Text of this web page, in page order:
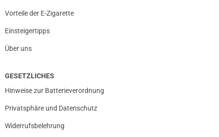
Vorteile der E-Zigarette
Einsteigertipps
Über uns
GESETZLICHES
Hinweise zur Batterieverordnung
Privatsphäre und Datenschutz
Widerrufsbelehrung